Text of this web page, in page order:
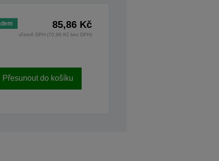
85,86 Kč
včetně DPH (70,96 Kč bez DPH)
Přesunout do košíku